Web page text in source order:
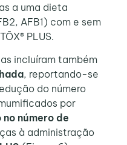
a uma dieta
AFB1) com e sem
PLUS.
incluíram também
, reportando-se
do número
por
número de
à administração